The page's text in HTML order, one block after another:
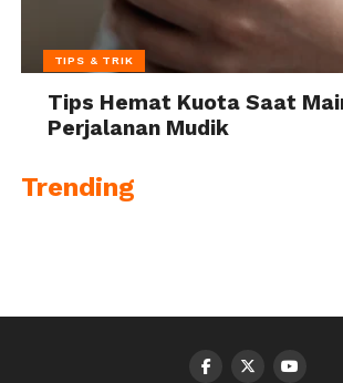
TIPS & TRIK
Tips Hemat Kuota Saat
Perjalanan Mudik
Trending